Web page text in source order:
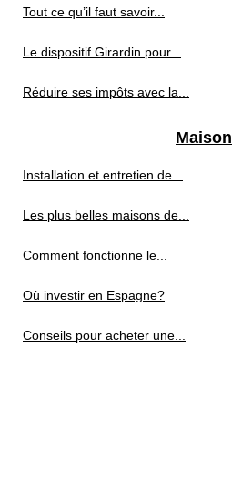
Tout ce qu’il faut savoir...
Le dispositif Girardin pour...
Réduire ses impôts avec la...
Maison
Installation et entretien de...
Les plus belles maisons de...
Comment fonctionne le...
Où investir en Espagne?
Conseils pour acheter une...